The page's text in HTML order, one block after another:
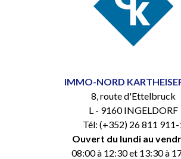
IMMO-NORD
8, route d'Ettelbruck
L - 9160 INGELDORF
Tél: (+352) 26 811 911-
Ouvert du lundi au
08:00 à 12:30 et 13:30 à